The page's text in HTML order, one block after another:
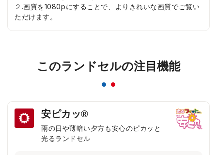
２.画質を1080pにすることで、よりきれいな画質でご覧い
ただけます。
このランドセルの注目機能
安ピカッ®
雨の日や薄暗い夕方も安心のピカッと
光るランドセル